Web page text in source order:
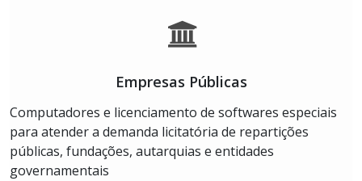
Empresas Públicas
Computadores e licenciamento de softwares especiais
para atender a demanda licitatória de repartições
públicas, fundações, autarquias e entidades
governamentais